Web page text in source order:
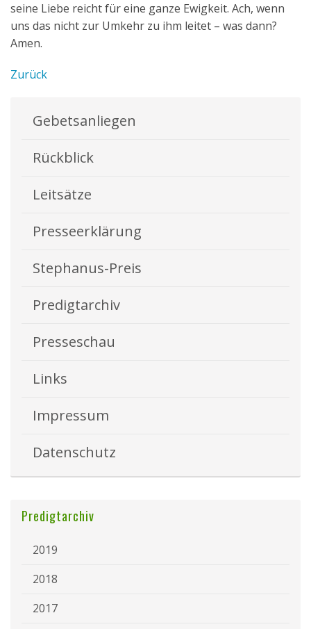
seine Liebe reicht für eine ganze Ewigkeit. Ach, wenn
uns das nicht zur Umkehr zu ihm leitet – was dann?
Amen.
Zurück
Gebetsanliegen
Rückblick
Leitsätze
Presseerklärung
Stephanus-Preis
Predigtarchiv
Presseschau
Links
Impressum
Datenschutz
Predigtarchiv
2019
2018
2017